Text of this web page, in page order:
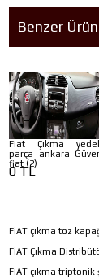
Benzer
Fiat Çıkma
parça ankara
fiat (2)
0 TL
FİAT çıkma toz
FİAT Çıkma
FİAT çıkma triptonik